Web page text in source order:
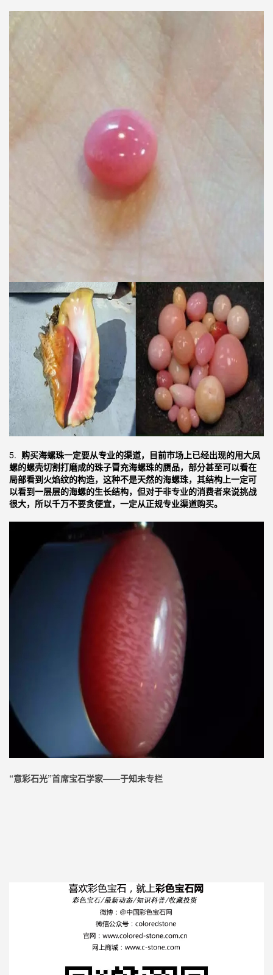
5. 购买海螺珠一定要从专业的渠道，目前市场上已经出现的用大凤
螺的螺壳切割打磨成的珠子冒充海螺珠的赝品，部分甚至可以看在
局部看到火焰纹的构造，这种不是天然的海螺珠，其结构上一定可
以看到一层层的海螺的生长结构，但对于非专业的消费者来说挑战
很大，所以千万不要贪便宜，一定从正规专业渠道购买。
“意彩石光”首席宝石学家——于知未专栏